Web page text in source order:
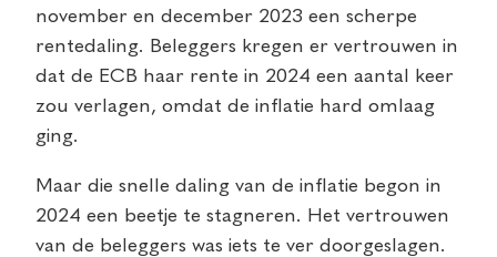
november en december 2023 een scherpe
rentedaling. Beleggers kregen er vertrouwen in
dat de ECB haar rente in 2024 een aantal keer
zou verlagen, omdat de inflatie hard omlaag
ging.
Maar die snelle daling van de inflatie begon in
2024 een beetje te stagneren. Het vertrouwen
van de beleggers was iets te ver doorgeslagen.